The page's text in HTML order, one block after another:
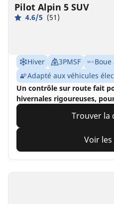
Pilot Alpin 5 SUV
4.6/5 (51)
Hiver 3PMSF
Adapté aux véhicules
Un contrôle sur route fait
hivernales rigoureuses,
Trouver la
Voir